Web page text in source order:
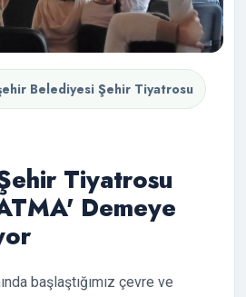
Belediyesi Şehir Tiyatrosu
Tiyatrosu
Demeye
başlaştığımız çevre ve